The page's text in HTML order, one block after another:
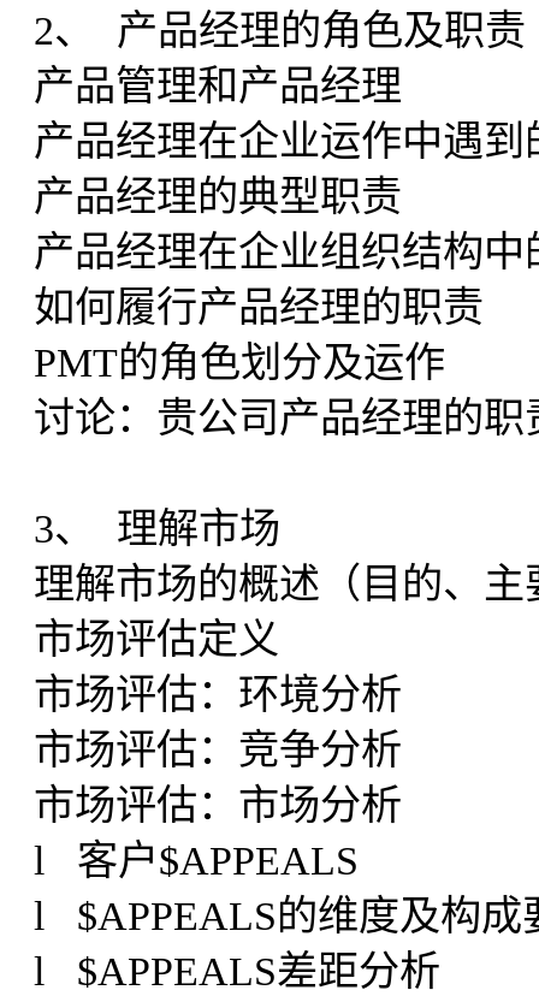
2、 产品经理的角色及职责
产品管理和产品经理
产品经理在企业运作中遇到
产品经理的典型职责
产品经理在企业组织结构中
如何履行产品经理的职责
PMT的角色划分及运作
讨论：贵公司产品经理的
3、 理解市场
理解市场的概述（目的、
市场评估定义
市场评估：环境分析
市场评估：竞争分析
市场评估：市场分析
l 客户$APPEALS
l $APPEALS的维度及构成
l $APPEALS差距分析